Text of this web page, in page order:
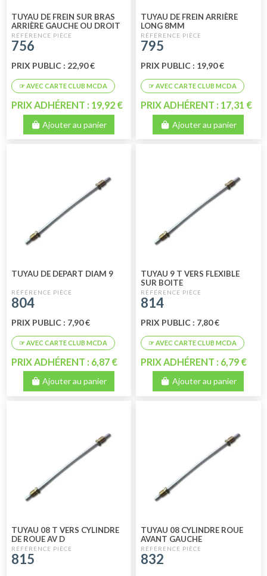
TUYAU DE FREIN SUR BRAS
ARRIÈRE GAUCHE OU DROIT
8MM
756
PRIX PUBLIC : 22,90 €
PRIX ADHÉRENT : 19,92 €
Ajouter au panier
TUYAU DE FREIN ARRIÈRE
LONG 8MM
795
PRIX PUBLIC : 19,90 €
PRIX ADHÉRENT : 17,31 €
Ajouter au panier
TUYAU DE DEPART DIAM 9
804
PRIX PUBLIC : 7,90 €
PRIX ADHÉRENT : 6,87 €
Ajouter au panier
TUYAU 9 T VERS FLEXIBLE
SUR BOITE
814
PRIX PUBLIC : 7,80 €
PRIX ADHÉRENT : 6,79 €
Ajouter au panier
TUYAU 08 T VERS CYLINDRE
DE ROUE AV D
815
TUYAU 08 CYLINDRE ROUE
AVANT GAUCHE
832